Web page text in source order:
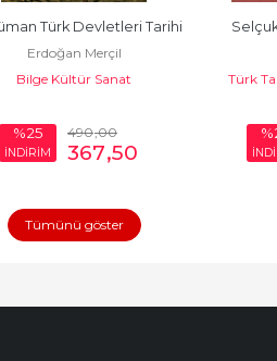
Türk Devletleri Tarihi
Erdoğan Merçil
Bilge Kültür Sanat
%25
İNDİRİM
490,00
367,50
Türk
Tümünü göster